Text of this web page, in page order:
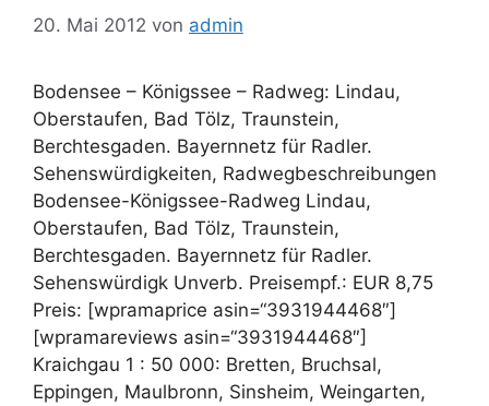
20. Mai 2012 von admin
Bodensee – Königssee – Radweg: Lindau,
Oberstaufen, Bad Tölz, Traunstein,
Berchtesgaden. Bayernnetz für Radler.
Sehenswürdigkeiten, Radwegbeschreibungen
Bodensee-Königssee-Radweg Lindau,
Oberstaufen, Bad Tölz, Traunstein,
Berchtesgaden. Bayernnetz für Radler.
Sehenswürdigk Unverb. Preisempf.: EUR 8,75
Preis: [wpramaprice asin=“3931944468″]
[wpramareviews asin=“3931944468″]
Kraichgau 1 : 50 000: Bretten, Bruchsal,
Eppingen, Maulbronn, Sinsheim, Weingarten,